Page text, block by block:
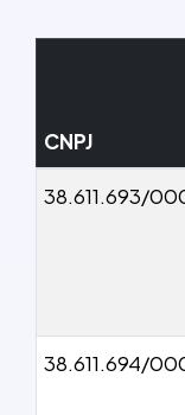
CNPJ
38.611.693/
38.611.694/